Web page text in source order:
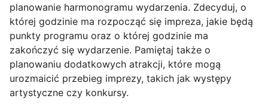
planowanie harmonogramu wydarzenia. Zdecyduj, o
której godzinie ma rozpocząć się impreza, jakie będą
punkty programu oraz o której godzinie ma
zakończyć się wydarzenie. Pamiętaj także o
planowaniu dodatkowych atrakcji, które mogą
urozmaicić przebieg imprezy, takich jak występy
artystyczne czy konkursy.